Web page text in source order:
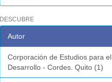
DESCUBRE
Autor
Corporación de Estudios para el
Desarrollo - Cordes. Quito (1)